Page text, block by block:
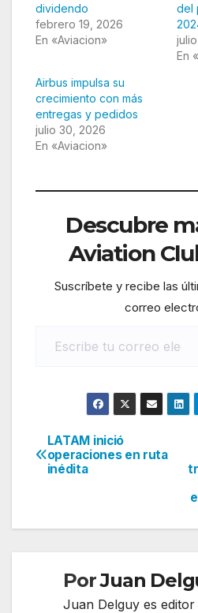
dividendo
febrero 19, 2026
En «Aviacion»
del
En
Airbus impulsa su
crecimiento con más
entregas y pedidos
julio 30, 2026
En «Aviacion»
Descubre
Aviation
Suscríbete y recibe las
correo
Navegación
de
LATAM inició
operaciones en ruta
inédita
PorJuan
Juan Delguy es